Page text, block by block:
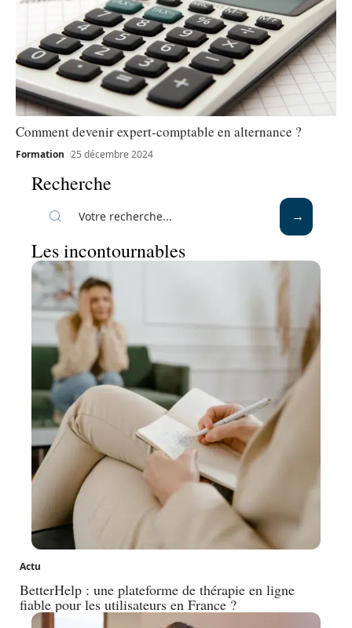
Comment devenir expert-comptable en alternance ?
Formation 25 décembre 2024
Recherche
Les incontournables
Actu
BetterHelp : une plateforme de thérapie en ligne
fiable pour les utilisateurs en France ?